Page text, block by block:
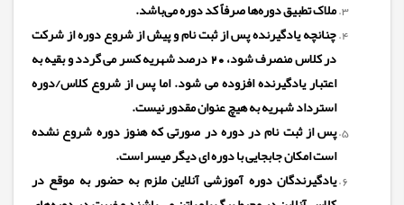
ملاک تطبیق دوره‌ها صرفاً کد دوره می‌باشد.
چنانچه یادگیرنده پس از ثبت نام و پیش از شروع دوره از شرکت
در کلاس منصرف شود، 20 درصد شهریه کسر می گردد و بقیه به
اعتبار یادگیرنده افزوده می شود. اما پس از شروع کلاس/دوره
استرداد شهریه به هیچ عنوان مقدور نیست.
پس از ثبت نام در دوره در صورتی که هنوز دوره شروع نشده
است امکان جابجایی با دوره ای دیگر میسر است.
یادگیرندگان دوره آموزشی آنلاین ملزم به حضور به موقع در